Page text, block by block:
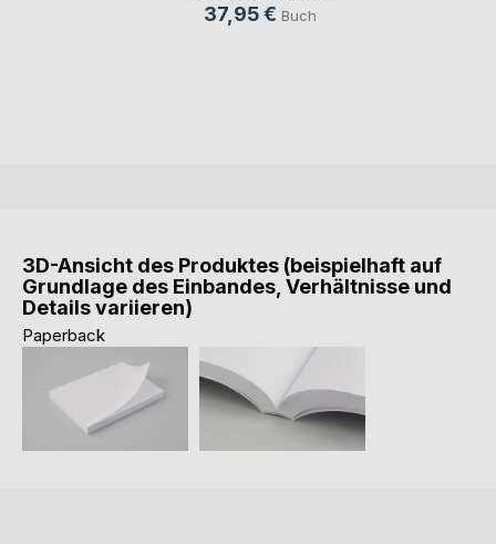
37,95 € Buch
3D-Ansicht des Produktes (beispielhaft auf
Grundlage des Einbandes, Verhältnisse und
Details variieren)
Paperback